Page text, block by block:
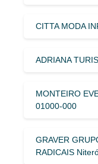
CITTA MODA
ADRIANA
MONTEIRO
01000-000
GRAVER
RADICAIS